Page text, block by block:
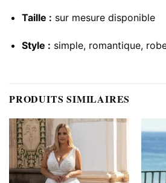
Taille : sur mesure disponible
Style : simple, romantique,
PRODUITS SIMILAIRES